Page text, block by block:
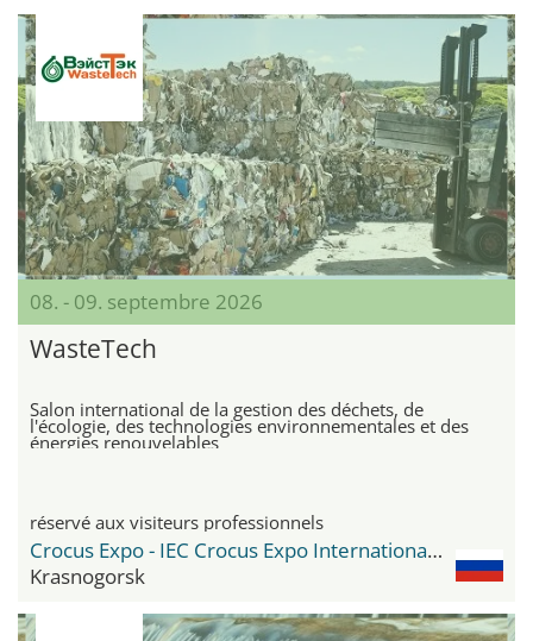
08. - 09. septembre 2026
WasteTech
Salon international de la gestion des déchets, de
l'écologie, des technologies environnementales et des
énergies renouvelables
réservé aux visiteurs professionnels
Crocus Expo - IEC Crocus Expo International Exhibition Centre
Krasnogorsk